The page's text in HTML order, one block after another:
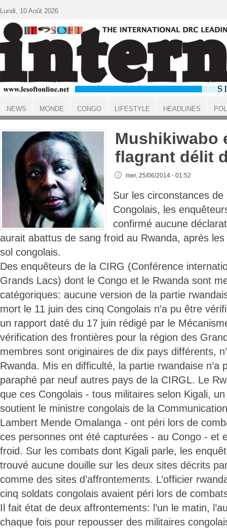
ACCUEIL
Mushikiwabo
flagrant délit
mer, 25/06/2014 - 01:52
Sur les circonstances
Congolais, les
confirmé aucune
aurait abattus de sang froid au Rwanda, après
sol congolais.
Des enquêteurs de la CIRG (Conférence
Grands Lacs) dont le Congo et le Rwanda sont
catégoriques: aucune version de la partie
mort le 11 juin des cinq Congolais n’a pu être
un rapport daté du 17 juin rédigé par le
vérification des frontières pour la région des
membres sont originaires de dix pays différents,
Rwanda. Mis en difficulté, la partie rwandaise n’a
paraphé par neuf autres pays de la CIRGL. Le
que ces Congolais - tous militaires selon Kigali,
soutient le ministre congolais de la
Lambert Mende Omalanga - ont péri lors de
ces personnes ont été capturées - au Congo - et
froid. Sur les combats dont Kigali parle, les
trouvé aucune douille sur les deux sites décrits
comme des sites d’affrontements. L’officier
cinq soldats congolais avaient péri lors de
Il fait état de deux affrontements: l’un le matin,
chaque fois pour repousser des militaires
Lundi, 10 Août 2026
NEWS MONDE CONGO LIFESTYLE HEADLINES